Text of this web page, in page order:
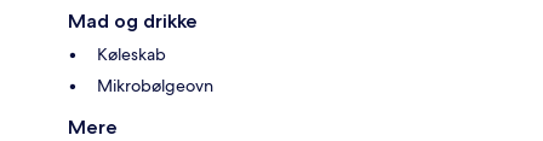
Mad og drikke
Køleskab
Mikrobølgeovn
Mere